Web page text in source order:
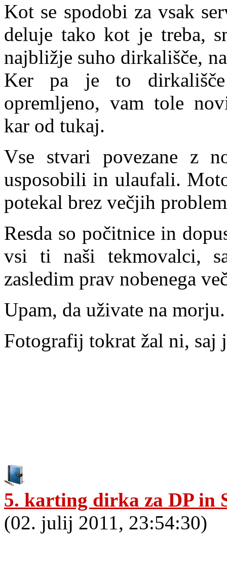
Kot se spodobi za vsak
deluje tako kot je treba,
najbližje suho dirkališče,
Ker pa je to
opremljeno, vam tole
kar od tukaj.
Vse stvari povezane z
usposobili in ulaufali.
potekal brez večjih
Resda so počitnice in
vsi ti naši tekmovalci,
zasledim prav nobenega
Upam, da uživate na morju.
Fotografij tokrat žal ni, saj
5. karting dirka za DP in
(02. julij 2011, 23:54:30)